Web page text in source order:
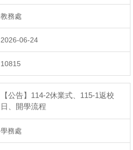
教務處
2026-06-24
10815
【公告】114-2休業式、115-1返校
日、開學流程
學務處